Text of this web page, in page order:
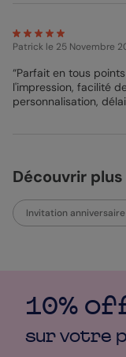
Patrick le 25 Novembre
“Parfait en tous
l'impression, facilité
personnalisation,
Découvrir
Invitation
10%
sur votre